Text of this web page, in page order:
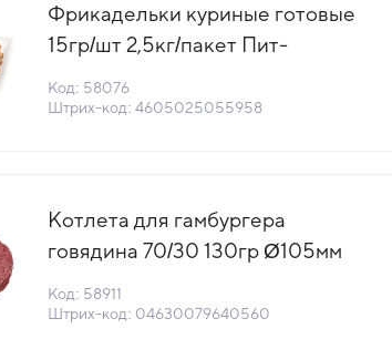
Фрикадельки куриные готовые
15гр/шт 2,5кг/пакет Пит-
58076) (-18°С)
Код: 58076
Штрих-код: 4605025055958
Котлета для гамбургера
говядина 70/30 130гр Ø105мм
Primebeef (66077)(КОД 58911)
Код: 58911
Штрих-код: 04630079640560